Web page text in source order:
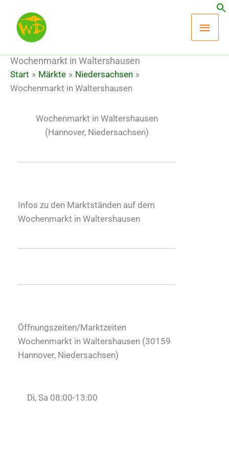
Inhalt
springen
Wochenmarkt in Waltershausen
Start Märkte
Niedersachsen
Wochenmarkt in Waltershausen
Wochenmarkt in Waltershausen
(Hannover, Niedersachsen)
Infos zu den Marktständen auf dem
Wochenmarkt in Waltershausen
Öffnungszeiten/Marktzeiten
Wochenmarkt in Waltershausen (30159
Hannover, Niedersachsen)
Di, Sa 08:00-13:00